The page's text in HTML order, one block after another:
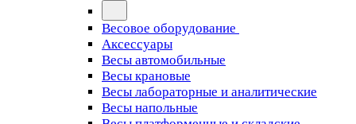
Весовое оборудование
Аксессуары
Весы автомобильные
Весы крановые
Весы лабораторные и аналитические
Весы напольные